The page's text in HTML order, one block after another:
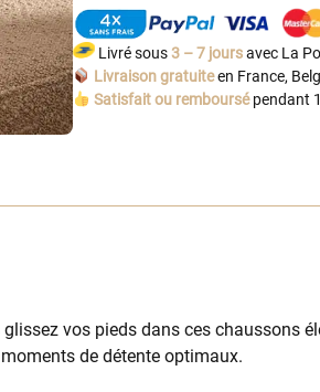
Livré sous3 – 7 joursavec La
Livraison gratuiteen France,
Satisfait ou remboursépendant
vos pieds dans ces chaussons
de détente optimaux.